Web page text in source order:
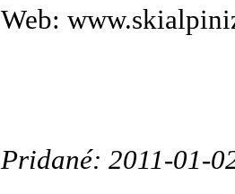
Web:
Pridané: 2011-01-